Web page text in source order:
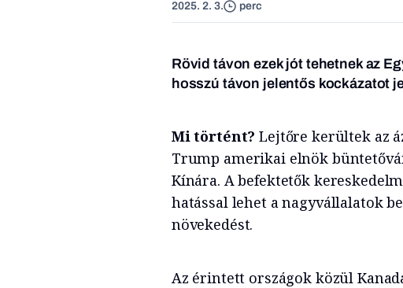
2025. 2. 3. perc
Rövid távon ezek jót tehetnek az
hosszú távon jelentős kockázatot
Mi történt? Lejtőre kerültek az
Trump amerikai elnök
Kínára. A befektetők
hatással lehet a nagyvállalatok
növekedést.
Az érintett országok közül